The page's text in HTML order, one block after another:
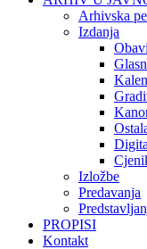
Arhivska
Izdanja
Izložbe
Predavanja
PROPISI
Kontakt